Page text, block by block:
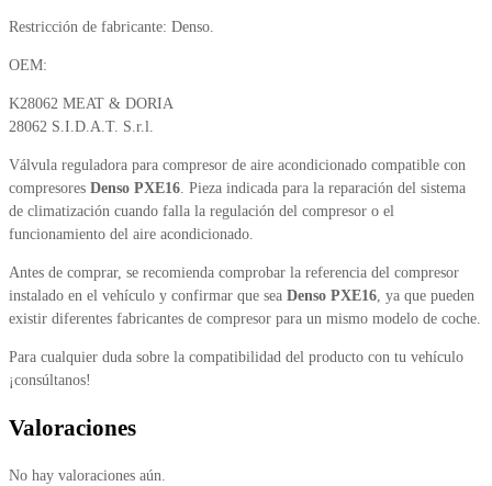
Restricción de fabricante: Denso.
OEM:
K28062 MEAT & DORIA
28062 S.I.D.A.T. S.r.l.
Válvula reguladora para compresor de aire acondicionado compatible con
compresores Denso PXE16. Pieza indicada para la reparación del sistema
de climatización cuando falla la regulación del compresor o el
funcionamiento del aire acondicionado.
Antes de comprar, se recomienda comprobar la referencia del compresor
instalado en el vehículo y confirmar que sea Denso PXE16, ya que pueden
existir diferentes fabricantes de compresor para un mismo modelo de coche.
Para cualquier duda sobre la compatibilidad del producto con tu vehículo
¡consúltanos!
Valoraciones
No hay valoraciones aún.